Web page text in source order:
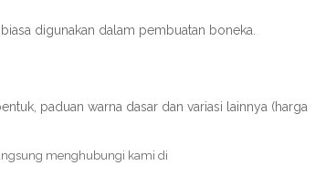
digunakan dalam pembuatan boneka.
paduan warna dasar dan variasi lainnya (harga
menghubungi kami di